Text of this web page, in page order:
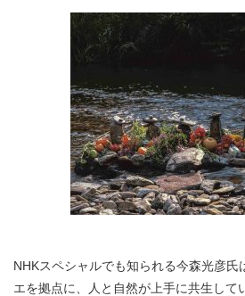
NHKスペシャルでも知られる今森光彦氏
エを拠点に、人と自然が上手に共生して